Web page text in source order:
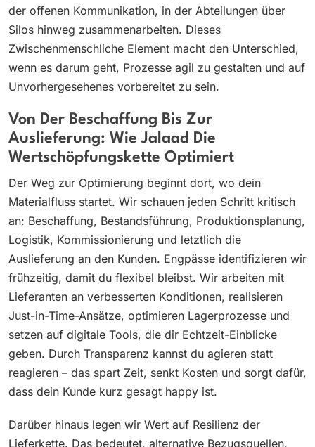
der offenen Kommunikation, in der Abteilungen über
Silos hinweg zusammenarbeiten. Dieses
Zwischenmenschliche Element macht den Unterschied,
wenn es darum geht, Prozesse agil zu gestalten und auf
Unvorhergesehenes vorbereitet zu sein.
Von Der Beschaffung Bis Zur
Auslieferung: Wie Jalaad Die
Wertschöpfungskette Optimiert
Der Weg zur Optimierung beginnt dort, wo dein
Materialfluss startet. Wir schauen jeden Schritt kritisch
an: Beschaffung, Bestandsführung, Produktionsplanung,
Logistik, Kommissionierung und letztlich die
Auslieferung an den Kunden. Engpässe identifizieren wir
frühzeitig, damit du flexibel bleibst. Wir arbeiten mit
Lieferanten an verbesserten Konditionen, realisieren
Just-in-Time-Ansätze, optimieren Lagerprozesse und
setzen auf digitale Tools, die dir Echtzeit-Einblicke
geben. Durch Transparenz kannst du agieren statt
reagieren – das spart Zeit, senkt Kosten und sorgt dafür,
dass dein Kunde kurz gesagt happy ist.
Darüber hinaus legen wir Wert auf Resilienz der
Lieferkette. Das bedeutet, alternative Bezugsquellen,